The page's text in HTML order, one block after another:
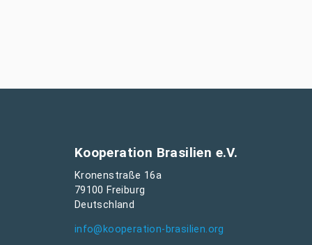
Kooperation Brasilien e.V.
Kronenstraße 16a
79100 Freiburg
Deutschland
info@kooperation-brasilien.org